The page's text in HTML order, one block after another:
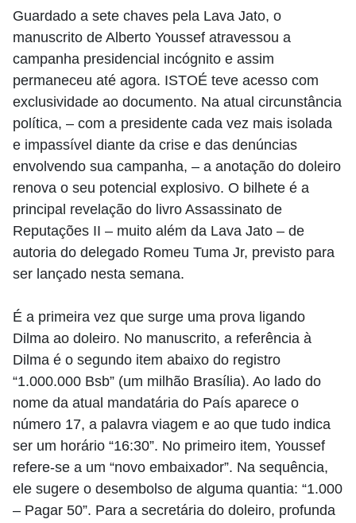
Guardado a sete chaves pela Lava Jato, o
manuscrito de Alberto Youssef atravessou a
campanha presidencial incógnito e assim
permaneceu até agora. ISTOÉ teve acesso com
exclusividade ao documento. Na atual circunstância
política, – com a presidente cada vez mais isolada
e impassível diante da crise e das denúncias
envolvendo sua campanha, – a anotação do doleiro
renova o seu potencial explosivo. O bilhete é a
principal revelação do livro Assassinato de
Reputações II – muito além da Lava Jato – de
autoria do delegado Romeu Tuma Jr, previsto para
ser lançado nesta semana.
É a primeira vez que surge uma prova ligando
Dilma ao doleiro. No manuscrito, a referência à
Dilma é o segundo item abaixo do registro
“1.000.000 Bsb” (um milhão Brasília). Ao lado do
nome da atual mandatária do País aparece o
número 17, a palavra viagem e ao que tudo indica
ser um horário “16:30”. No primeiro item, Youssef
refere-se a um “novo embaixador”. Na sequência,
ele sugere o desembolso de alguma quantia: “1.000
– Pagar 50”. Para a secretária do doleiro, profunda